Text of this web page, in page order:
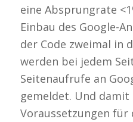
eine Absprungrate
Einbau des Google-
der Code zweimal in
werden bei jedem
Seitenaufrufe an
gemeldet. Und damit
Voraussetzungen für